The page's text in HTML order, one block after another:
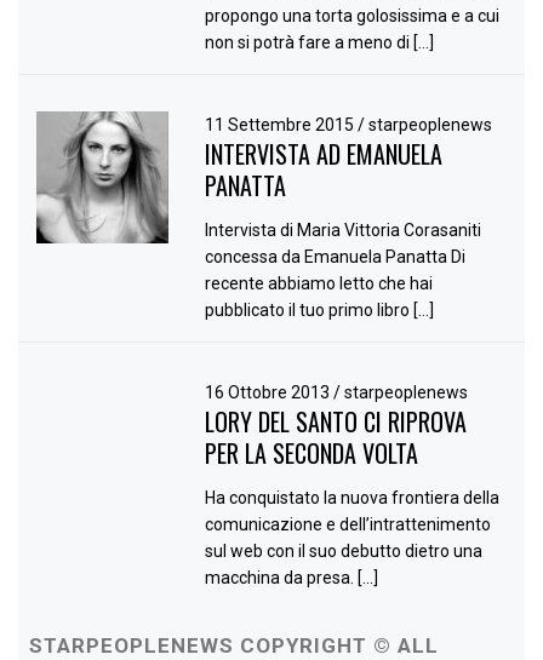
propongo una torta golosissima e a cui
non si potrà fare a meno di […]
11 Settembre 2015/ starpeoplenews
INTERVISTA AD EMANUELA
PANATTA
Intervista di Maria Vittoria Corasaniti
concessa da Emanuela Panatta Di
recente abbiamo letto che hai
pubblicato il tuo primo libro […]
16 Ottobre 2013/ starpeoplenews
LORY DEL SANTO CI RIPROVA
PER LA SECONDA VOLTA
Ha conquistato la nuova frontiera della
comunicazione e dell’intrattenimento
sul web con il suo debutto dietro una
macchina da presa. […]
STARPEOPLENEWS COPYRIGHT © ALL